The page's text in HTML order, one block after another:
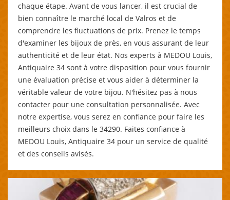
chaque étape. Avant de vous lancer, il est crucial de
bien connaître le marché local de Valros et de
comprendre les fluctuations de prix. Prenez le temps
d'examiner les bijoux de près, en vous assurant de leur
authenticité et de leur état. Nos experts à MEDOU Louis,
Antiquaire 34 sont à votre disposition pour vous fournir
une évaluation précise et vous aider à déterminer la
véritable valeur de votre bijou. N'hésitez pas à nous
contacter pour une consultation personnalisée. Avec
notre expertise, vous serez en confiance pour faire les
meilleurs choix dans le 34290. Faites confiance à
MEDOU Louis, Antiquaire 34 pour un service de qualité
et des conseils avisés.